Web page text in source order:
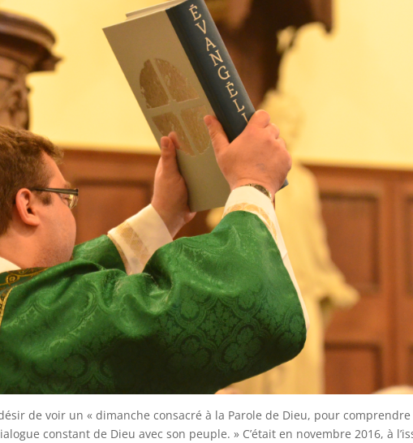
de voir un « dimanche consacré à la Parole de Dieu, pour comprendre
constant de Dieu avec son peuple. » C’était en novembre 2016, à